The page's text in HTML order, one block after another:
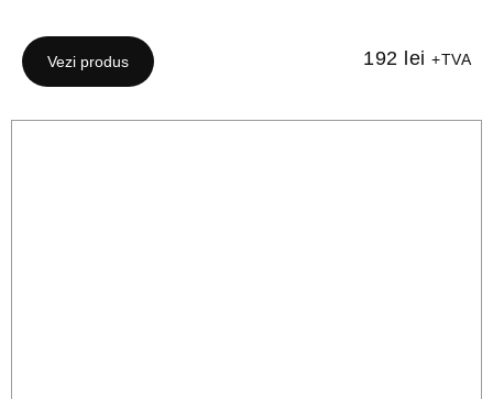
Vezi produs 192 lei +TVA